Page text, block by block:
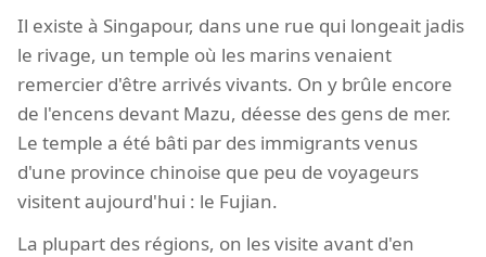
Il existe à Singapour, dans une rue qui longeait jadis
le rivage, un temple où les marins venaient
remercier d'être arrivés vivants. On y brûle encore
de l'encens devant Mazu, déesse des gens de mer.
Le temple a été bâti par des immigrants venus
d'une province chinoise que peu de voyageurs
visitent aujourd'hui : le Fujian.
La plupart des régions, on les visite avant d'en